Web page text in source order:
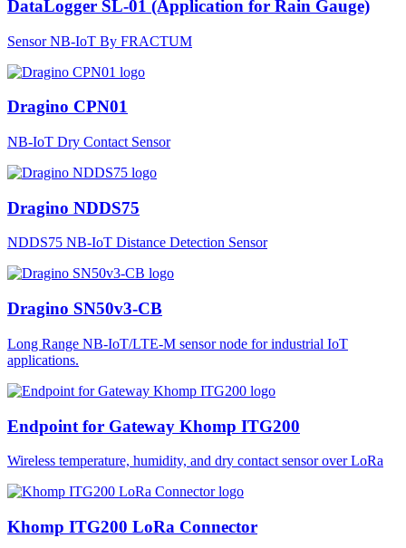
DataLogger SL-01 (Application for Rain Gauge)
Sensor NB-IoT By FRACTUM
Dragino CPN01
NB-IoT Dry Contact Sensor
Dragino NDDS75
NDDS75 NB-IoT Distance Detection Sensor
Dragino SN50v3-CB
Long Range NB-IoT/LTE-M sensor node for industrial IoT
applications.
Endpoint for Gateway Khomp ITG200
Wireless temperature, humidity, and dry contact sensor over LoRa
Khomp ITG200 LoRa Connector